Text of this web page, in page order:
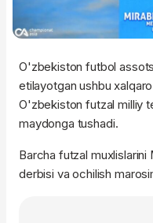
O'zbekiston futbol
etilayotgan ushbu
O'zbekiston futzal milliy
maydonga tushadi.
Barcha futzal
derbisi va ochilish